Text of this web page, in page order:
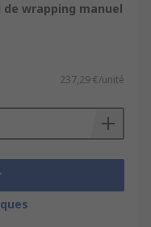
wrapping manuel
237,29 €/unité